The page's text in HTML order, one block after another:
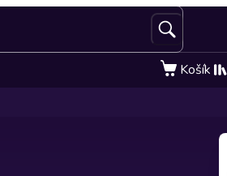
Košík